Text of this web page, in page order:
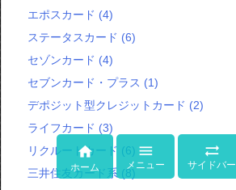
エポスカード (4)
ステータスカード (6)
セゾンカード (4)
セブンカード・プラス (1)
デポジット型クレジットカード (2)
ライフカード (3)
リクルートカード (6)
三井住友カード系 (8)

ホーム

メニュー

サイドバー